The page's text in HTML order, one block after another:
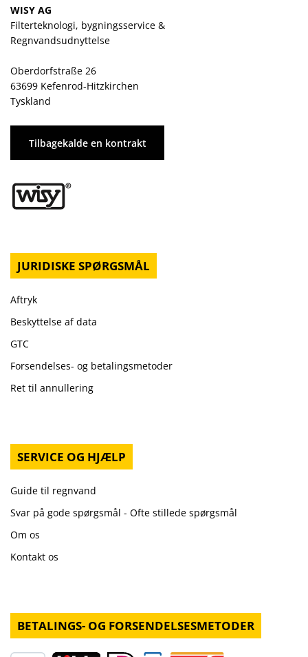
WISY AG
Filterteknologi, bygningsservice &
Regnvandsudnyttelse
Oberdorfstraße 26
63699 Kefenrod-Hitzkirchen
Tyskland
Tilbagekalde en kontrakt
JURIDISKE SPØRGSMÅL
Aftryk
Beskyttelse af data
GTC
Forsendelses- og betalingsmetoder
Ret til annullering
SERVICE OG HJÆLP
Guide til regnvand
Svar på gode spørgsmål - Ofte stillede spørgsmål
Om os
Kontakt os
BETALINGS- OG FORSENDELSESMETODER